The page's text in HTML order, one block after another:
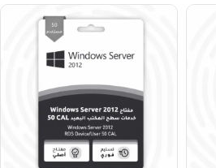
من مفاتيح تفعيل ويندوز سيرفر